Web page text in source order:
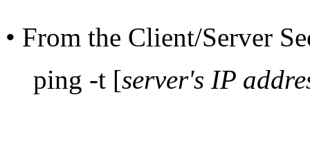
• From the Client/Server
ping -t [server's IP